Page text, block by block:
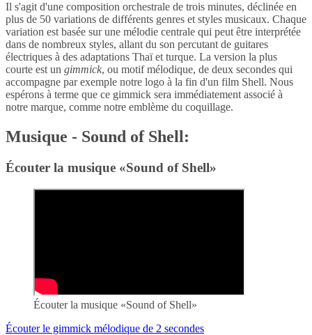
Il s'agit d'une composition orchestrale de trois minutes, déclinée en
plus de 50 variations de différents genres et styles musicaux. Chaque
variation est basée sur une mélodie centrale qui peut être interprétée
dans de nombreux styles, allant du son percutant de guitares
électriques à des adaptations Thaï et turque. La version la plus
courte est un gimmick, ou motif mélodique, de deux secondes qui
accompagne par exemple notre logo à la fin d'un film Shell. Nous
espérons à terme que ce gimmick sera immédiatement associé à
notre marque, comme notre emblème du coquillage.
Musique - Sound of Shell:
Écouter la musique «Sound of Shell»
Écouter la musique «Sound of Shell»
Écouter le gimmick mélodique de 2 secondes